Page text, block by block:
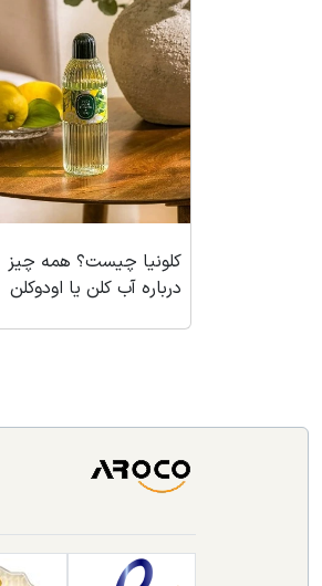
کلونیا چیست؟ همه چیز
درباره آب کلن یا اودوکلن